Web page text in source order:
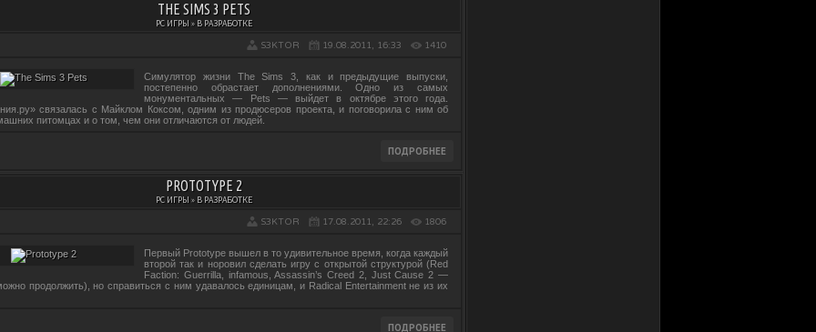
THE SIMS 3 PETS
PC ИГРЫ » В РАЗРАБОТКЕ
S3KTOR 19.08.2011, 16:33 1410
Симулятор жизни The Sims 3, как и предыдущие выпуски,
постепенно обрастает дополнениями. Одно из самых
монументальных — Pets — выйдет в октябре этого года.
связалась с Майклом Коксом, одним из продюсеров проекта, и поговорила с ним об
питомцах и о том, чем они отличаются от людей.
PROTOTYPE 2
PC ИГРЫ » В РАЗРАБОТКЕ
S3KTOR 17.08.2011, 22:26 1806
Первый Prototype вышел в то удивительное время, когда каждый
второй так и норовил сделать игру с открытой структурой (Red
Faction: Guerrilla, infamous, Assassin’s Creed 2, Just Cause 2 —
продолжить), но справиться с ним удавалось единицам, и Radical Entertainment не из их